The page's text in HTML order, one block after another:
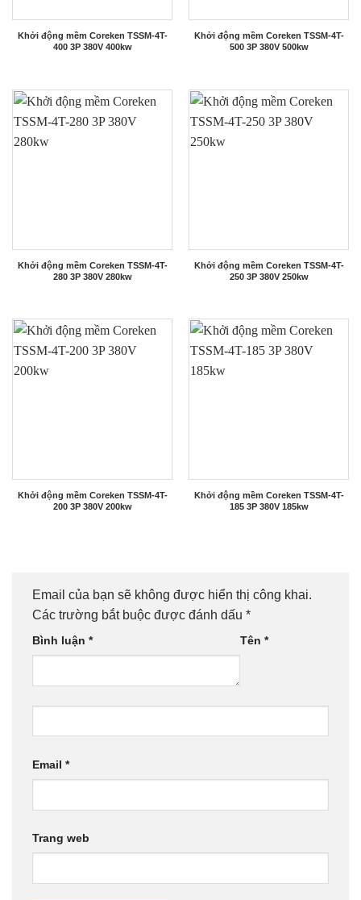
Khởi động mềm Coreken TSSM-4T-
400 3P 380V 400kw
Khởi động mềm Coreken TSSM-4T-
500 3P 380V 500kw
Khởi động mềm Coreken TSSM-4T-
280 3P 380V 280kw
Khởi động mềm Coreken TSSM-4T-
250 3P 380V 250kw
Khởi động mềm Coreken TSSM-4T-
200 3P 380V 200kw
Khởi động mềm Coreken TSSM-4T-
185 3P 380V 185kw
Email của bạn sẽ không được hiển thị công khai.
Các trường bắt buộc được đánh dấu *
Bình luận * Tên *
Email *
Trang web